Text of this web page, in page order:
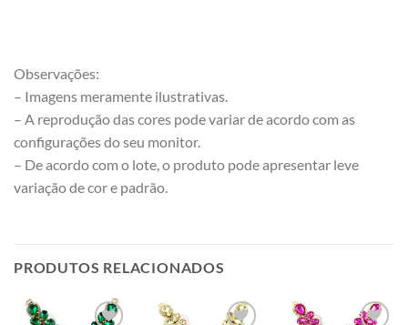
Observações:
– Imagens meramente ilustrativas.
– A reprodução das cores pode variar de acordo com as
configurações do seu monitor.
– De acordo com o lote, o produto pode apresentar leve
variação de cor e padrão.
PRODUTOS RELACIONADOS